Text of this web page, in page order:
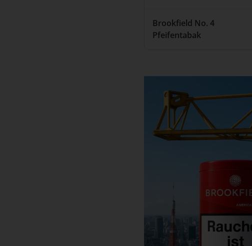
Brookfield No. 4
Pfeifentabak